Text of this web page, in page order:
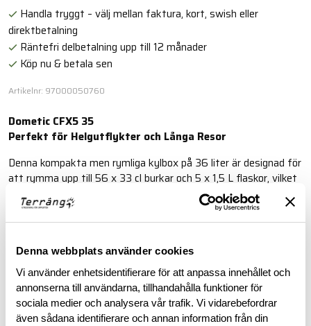
Denna webbplats använder cookies
Vi använder enhetsidentifierare för att anpassa innehållet och
annonserna till användarna, tillhandahålla funktioner för
sociala medier och analysera vår trafik. Vi vidarebefordrar
även sådana identifierare och annan information från din
Handla tryggt – välj mellan faktura, kort, swish eller
direktbetalning
Räntefri delbetalning upp till 12 månader
Köp nu & betala sen
Artikelnr: 97000050760
Dometic CFX5 35
Perfekt för Helgutflykter och Långa Resor
Denna kompakta men rymliga kylbox på 36 liter är designad för
att rymma upp till 56 x 33 cl burkar och 5 x 1,5 L flaskor, vilket
gör den till den perfekta följeslagaren för både weekendäventyr
och längre soloresor för upp till fyra personer.
BESKRIVNING